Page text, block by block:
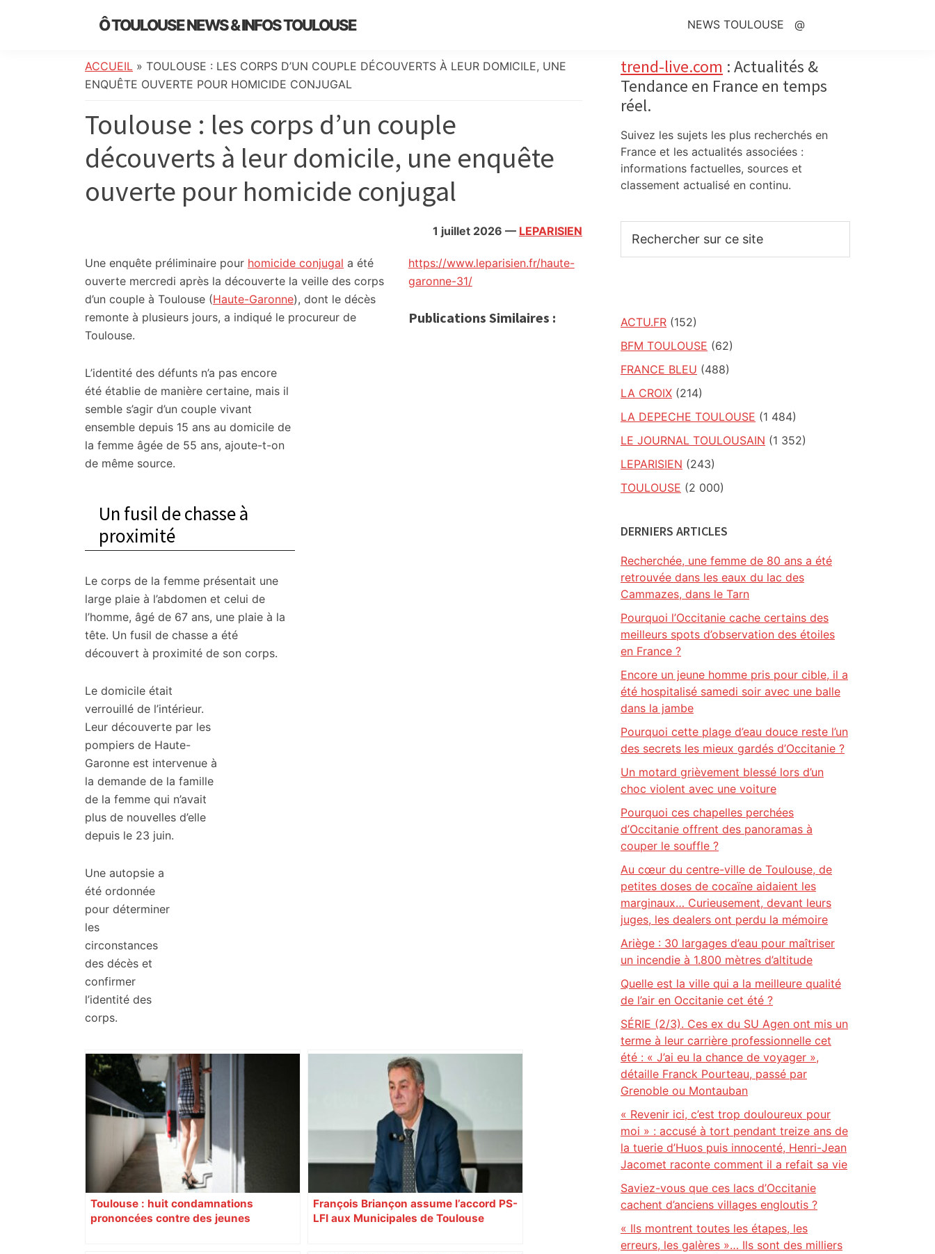
Ô TOULOUSE NEWS & INFOS TOULOUSE
de
l’actualité
info
locale,
société,
culture,
politique,
divers
et
initiatives
citoyennes
NEWS TOULOUSE @
ACCUEIL » TOULOUSE : LES CORPS D’UN COUPLE DÉCOUVERTS À LEUR DOMICILE, UNE
ENQUÊTE OUVERTE POUR HOMICIDE CONJUGAL
Toulouse : les corps d’un couple
découverts à leur domicile, une enquête
ouverte pour homicide conjugal
1 juillet 2026 — LEPARISIEN
Une enquête préliminaire pour homicide conjugal a été
ouverte mercredi après la découverte la veille des corps
d’un couple à Toulouse (Haute-Garonne), dont le décès
remonte à plusieurs jours, a indiqué le procureur de
Toulouse.
L’identité des défunts n’a pas encore
été établie de manière certaine, mais il
semble s’agir d’un couple vivant
ensemble depuis 15 ans au domicile de
la femme âgée de 55 ans, ajoute-t-on
de même source.
Un fusil de chasse à
proximité
Le corps de la femme présentait une
large plaie à l’abdomen et celui de
l’homme, âgé de 67 ans, une plaie à la
tête. Un fusil de chasse a été
découvert à proximité de son corps.
Le domicile était
verrouillé de l’intérieur.
Leur découverte par les
pompiers de Haute-
Garonne est intervenue à
la demande de la famille
de la femme qui n’avait
plus de nouvelles d’elle
depuis le 23 juin.
Une autopsie a
été ordonnée
pour déterminer
les
circonstances
des décès et
confirmer
l’identité des
corps.
https://www.leparisien.fr/haute-
garonne-31/
Publications Similaires :
Toulouse : huit condamnations
prononcées contre des jeunes
François Briançon assume l’accord PS-
LFI aux Municipales de Toulouse
Primary
Sidebar
trend-live.com : Actualités &
Tendance en France en temps
réel.
Suivez les sujets les plus recherchés en
France et les actualités associées :
informations factuelles, sources et
classement actualisé en continu.
sur
ACTU.FR (152)
BFM TOULOUSE (62)
FRANCE BLEU (488)
LA CROIX (214)
LA DEPECHE TOULOUSE (1 484)
LE JOURNAL TOULOUSAIN (1 352)
LEPARISIEN (243)
TOULOUSE (2 000)
DERNIERS ARTICLES
Recherchée, une femme de 80 ans a été
retrouvée dans les eaux du lac des
Cammazes, dans le Tarn
Pourquoi l’Occitanie cache certains des
meilleurs spots d’observation des étoiles
en France ?
Encore un jeune homme pris pour cible, il a
été hospitalisé samedi soir avec une balle
dans la jambe
Pourquoi cette plage d’eau douce reste l’un
des secrets les mieux gardés d’Occitanie ?
Un motard grièvement blessé lors d’un
choc violent avec une voiture
Pourquoi ces chapelles perchées
d’Occitanie offrent des panoramas à
couper le souffle ?
Au cœur du centre-ville de Toulouse, de
petites doses de cocaïne aidaient les
marginaux… Curieusement, devant leurs
juges, les dealers ont perdu la mémoire
Ariège : 30 largages d’eau pour maîtriser
un incendie à 1.800 mètres d’altitude
Quelle est la ville qui a la meilleure qualité
de l’air en Occitanie cet été ?
SÉRIE (2/3). Ces ex du SU Agen ont mis un
terme à leur carrière professionnelle cet
été : « J’ai eu la chance de voyager »,
détaille Franck Pourteau, passé par
Grenoble ou Montauban
« Revenir ici, c’est trop douloureux pour
moi » : accusé à tort pendant treize ans de
la tuerie d’Huos puis innocenté, Henri-Jean
Jacomet raconte comment il a refait sa vie
Saviez-vous que ces lacs d’Occitanie
cachent d’anciens villages engloutis ?
« Ils montrent toutes les étapes, les
erreurs, les galères »… Ils sont des milliers